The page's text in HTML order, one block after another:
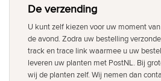
De verzending
U kunt zelf kiezen voor uw moment
de avond. Zodra uw bestelling
track en trace link waarmee u uw
leveren uw planten met PostNL. Bij
wij de planten zelf. Wij nemen dan